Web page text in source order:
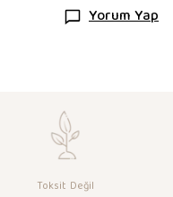
Yorum Yap
Toksit Değil